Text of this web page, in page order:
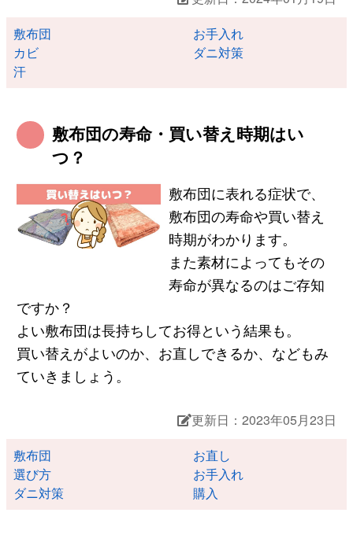
敷布団
お手入れ
カビ
ダニ対策
汗
敷布団の寿命・買い替え時期はい
つ？
敷布団に表れる症状で、
敷布団の寿命や買い替え
時期がわかります。
また素材によってもその
寿命が異なるのはご存知
ですか？
よい敷布団は長持ちしてお得という結果も。
買い替えがよいのか、お直しできるか、などもみ
ていきましょう。
更新日：2023年05月23日
敷布団
お直し
選び方
お手入れ
ダニ対策
購入